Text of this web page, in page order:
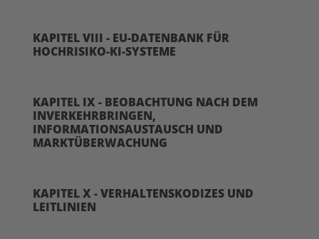
KAPITEL VIII - EU-DATENBANK FÜR
HOCHRISIKO-KI-SYSTEME
KAPITEL IX - BEOBACHTUNG NACH DEM
INVERKEHRBRINGEN,
INFORMATIONSAUSTAUSCH UND
MARKTÜBERWACHUNG
KAPITEL X - VERHALTENSKODIZES UND
LEITLINIEN